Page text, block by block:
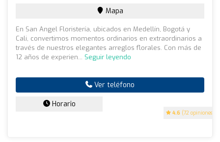
4.6 (72 opiniones)
Mapa
En San Angel Floristería, ubicados en Medellín, Bogotá y
Cali, convertimos momentos ordinarios en extraordinarios a
través de nuestros elegantes arreglos florales. Con más de
12 años de experien... Seguir leyendo
Ver teléfono
Horario